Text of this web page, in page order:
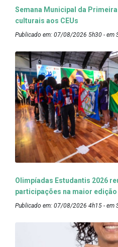
Semana Municipal da
culturais aos CEUs
Publicado em: 07/08/2026 5h30 - em
Olimpíadas Estudantis 2026
participações na maior
Publicado em: 07/08/2026 4h15 - em